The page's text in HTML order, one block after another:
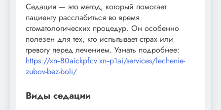
Седация — это метод, который помогает
пациенту расслабиться во время
стоматологических процедур. Он особенно
полезен для тех, кто испытывает страх или
тревогу перед лечением. Узнать подробнее:
https://xn--80aickpfcv.xn--p1ai/services/lechenie-
zubov-bez-boli/
Виды седации